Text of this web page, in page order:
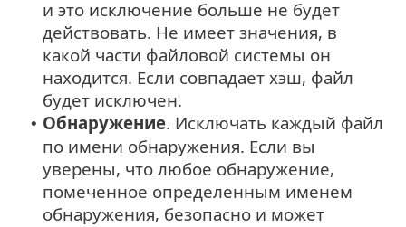
и это исключение больше не будет
действовать. Не имеет значения, в
какой части файловой системы он
находится. Если совпадает хэш, файл
будет исключен.
• Обнаружение. Исключать каждый файл
по имени обнаружения. Если вы
уверены, что любое обнаружение,
помеченное определенным именем
обнаружения, безопасно и может